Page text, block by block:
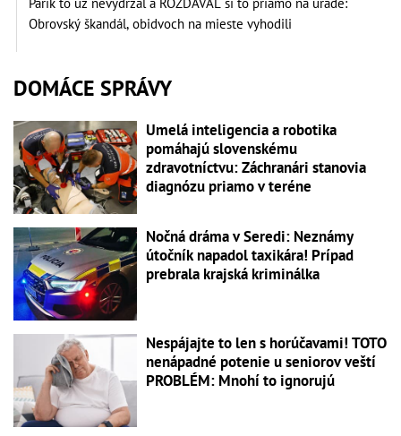
Obrovský škandál, obidvoch na mieste vyhodili
DOMÁCE SPRÁVY
Umelá inteligencia a robotika
pomáhajú slovenskému
zdravotníctvu: Záchranári stanovia
diagnózu priamo v teréne
Nočná dráma v Seredi: Neznámy
útočník napadol taxikára! Prípad
prebrala krajská kriminálka
Nespájajte to len s horúčavami! TOTO
nenápadné potenie u seniorov veští
PROBLÉM: Mnohí to ignorujú